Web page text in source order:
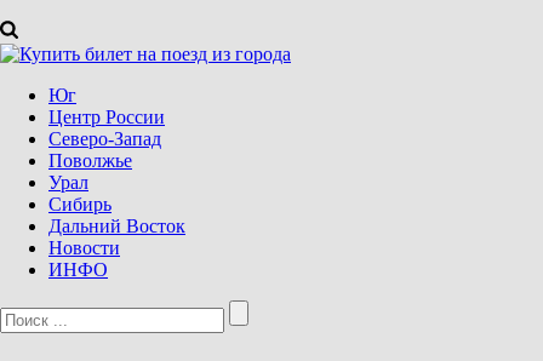
Юг
Центр России
Северо-Запад
Поволжье
Урал
Сибирь
Дальний Восток
Новости
ИНФО